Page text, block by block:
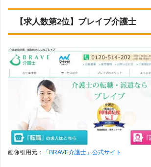
【求人数第2位】ブレイブ介護士
画像引用元： 「BRAVE介護士」公式サイト